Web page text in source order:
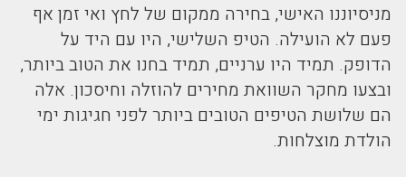
מניסיוננו האישי, בחירה ממקום של לחץ ואי זמן אף
פעם לא הועילה. הטיפ השלישי, היו עם היד על
הדופק. תמיד היו ערניים, תמיד בחנו את הטוב ביותר,
ובצעו מחקר השוואת מחירים להוזלה וחיסכון. אלה
הם שלושת הטיפים הטובים ביותר לפני חגיגות ימי
הולדת מוצלחות.